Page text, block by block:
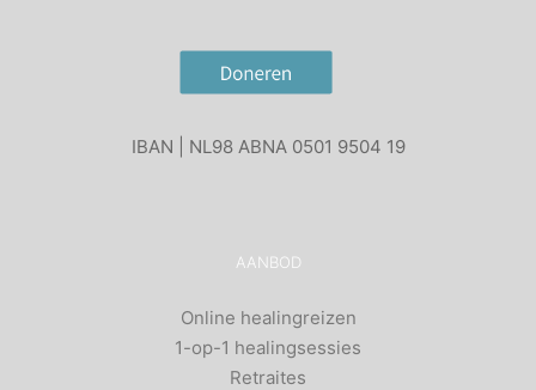
IBAN | NL98 ABNA 0501 9504 19
AANBOD
Online healingreizen
1-op-1 healingsessies
Retraites